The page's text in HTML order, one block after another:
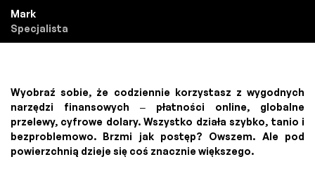
Mark
Specjalista
Wyobraź sobie, że codziennie korzystasz z wygodnych
narzędzi finansowych – płatności online, globalne
przelewy, cyfrowe dolary. Wszystko działa szybko, tanio i
bezproblemowo. Brzmi jak postęp? Owszem. Ale pod
powierzchnią dzieje się coś znacznie większego.